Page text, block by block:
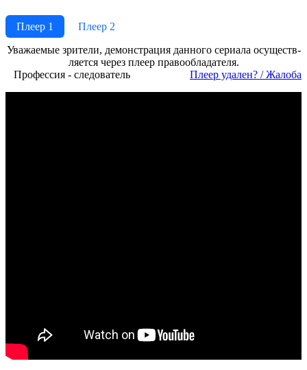
Плеер 1
Плеер 2
Ува­жае­мые зри­те­ли, де­мон­ст­ра­ция дан­но­го се­риа­ла осу­ще­ст­в­
ля­ет­ся че­рез пле­ер пра­во­об­ла­да­те­ля.
Профессия - следователь
Пле­ер уда­лен? / Жа­ло­ба